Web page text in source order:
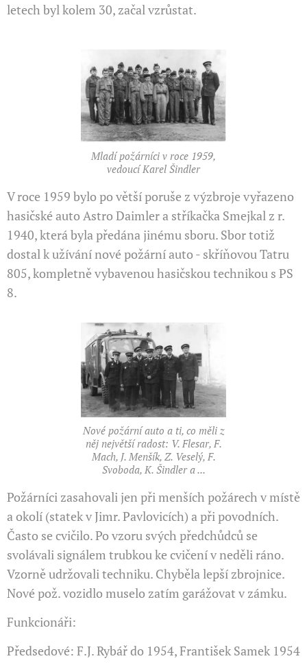
letech byl kolem 30, začal vzrůstat.
Mladí požárníci v roce 1959,
vedoucí Karel Šindler
V roce 1959 bylo po větší poruše z výzbroje vyřazeno
hasič­ské auto Astro Daimler a stříkačka Smejkal z r.
1940, která byla předána jinému sboru. Sbor totiž
dostal k užívání nové požární auto - skříňovou Tatru
805, kompletně vybavenou hasičskou techni­kou s PS
8.
Nové požární auto a ti, co měli z
něj největší radost: V. Flesar, F.
Mach, J. Menšík, Z. Veselý, F.
Svoboda, K. Šindler a ...
Požárníci zasahovali jen při menších požárech v místě
a oko­lí (statek v Jimr. Pavlovicích) a při povodních.
Často se cviči­lo. Po vzoru svých předchůdců se
svolávali signálem trubkou ke cvičení v neděli ráno.
Vzorně udržovali techniku. Chyběla lepší zbrojnice.
Nové pož. vozidlo muselo zatím garážovat v zámku.
Funkcionáři:
Předsedové: F.J. Rybář do 1954, František Samek 1954